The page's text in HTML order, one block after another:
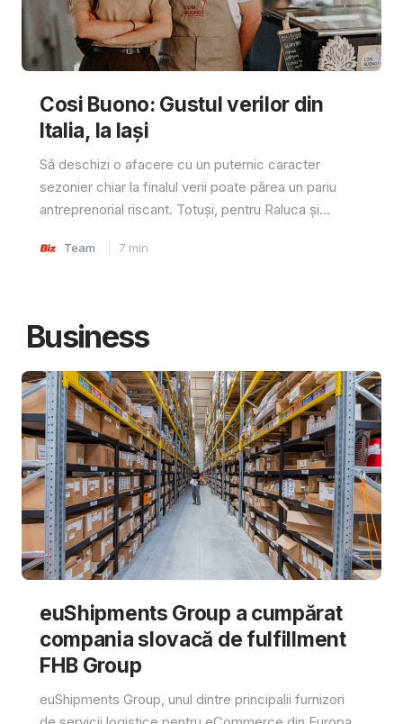
Cosi Buono: Gustul verilor din
Italia, la Iași
Să deschizi o afacere cu un puternic caracter
sezonier chiar la finalul verii poate părea un pariu
antreprenorial riscant. Totuși, pentru Raluca și...
Team 7 min
Business
euShipments Group a cumpărat
compania slovacă de fulfillment
FHB Group
euShipments Group, unul dintre principalii furnizori